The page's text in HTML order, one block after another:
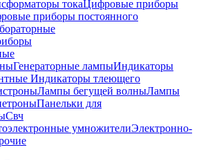
токаЦифровые приборы
приборы постоянного
Генераторные лампыИндикаторы
Индикаторы тлеющего
Лампы бегущей волныЛампы
Панельки для
Свч
умножителиЭлектронно-